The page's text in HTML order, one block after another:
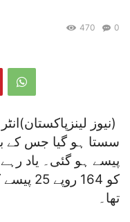
0
470
کو 164
تھا۔